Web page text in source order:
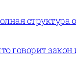
структура
говорит